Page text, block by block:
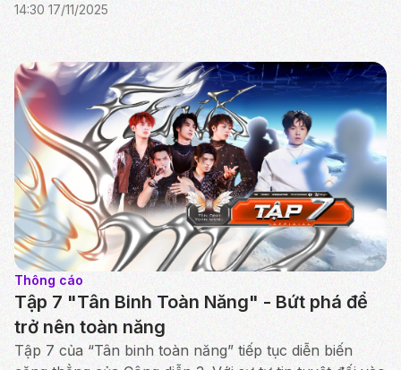
bày tỏ... nổi hết da gà.
14:30 17/11/2025
Thông cáo
Tập 7 "Tân Binh Toàn Năng" - Bứt phá để
trở nên toàn năng
Tập 7 của “Tân binh toàn năng” tiếp tục diễn biến